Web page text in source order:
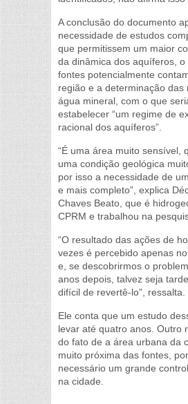
A conclusão do documento
necessidade de estudos
que permitissem um maior
da dinâmica dos aquíferos, o
fontes potencialmente
região e a determinação das
água mineral, com o que
estabelecer “um regime de
racional dos aquíferos”.
“É uma área muito sensível,
uma condição geológica
por isso a necessidade de
e mais completo”, explica
Chaves Beato, que é
CPRM e trabalhou na
“O resultado das ações de
vezes é percebido apenas
e, se descobrirmos o
anos depois, talvez seja
difícil de revertê-lo”, ressalta.
Ele conta que um estudo
levar até quatro anos. Outro
do fato de a área urbana da
muito próxima das fontes,
necessário um grande
na cidade.